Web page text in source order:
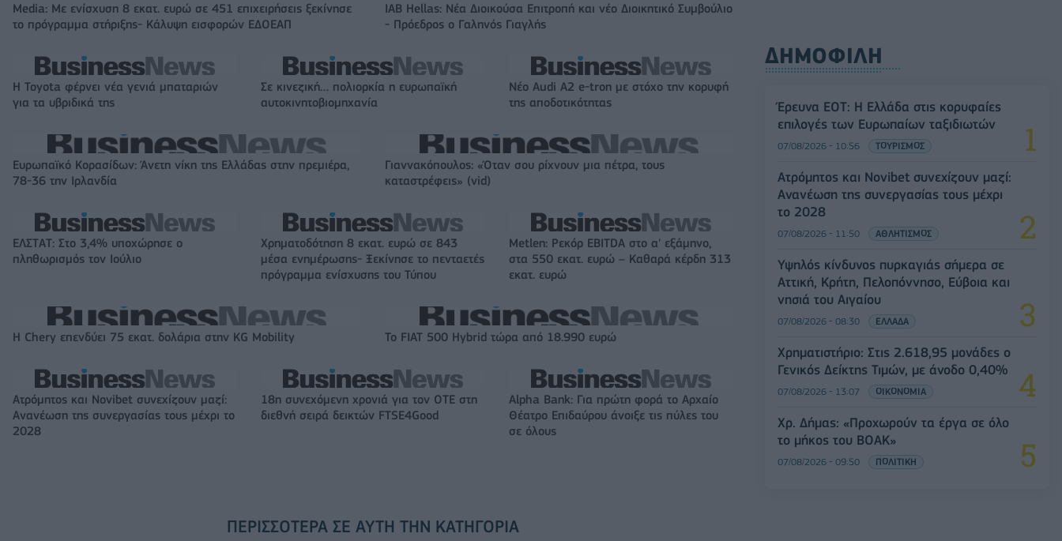
Media: Με ενίσχυση 8 εκατ. ευρώ σε 451 επιχειρήσεις ξεκίνησε
το πρόγραμμα στήριξης- Κάλυψη εισφορών ΕΔΟΕΑΠ
IAB Hellas: Νέα Διοικούσα Επιτροπή και νέο Διοικητικό Συμβούλιο
- Πρόεδρος ο Γαληνός Γιαγλής
Η Toyota φέρνει νέα γενιά μπαταριών
για τα υβριδικά της
Σε κινεζική… πολιορκία η ευρωπαϊκή
αυτοκινητοβιομηχανία
Νέο Audi A2 e-tron με στόχο την κορυφή
της αποδοτικότητας
Ευρωπαϊκό Κορασίδων: Άνετη νίκη της Ελλάδας στην πρεμιέρα,
78-36 την Ιρλανδία
Γιαννακόπουλος: «Όταν σου ρίχνουν μια πέτρα, τους
καταστρέφεις» (vid)
ΕΛΣΤΑΤ: Στο 3,4% υποχώρησε ο
πληθωρισμός τον Ιούλιο
Χρηματοδότηση 8 εκατ. ευρώ σε 843
μέσα ενημέρωσης- Ξεκίνησε το πενταετές
πρόγραμμα ενίσχυσης του Τύπου
Metlen: Ρεκόρ EBITDA στο α' εξάμηνο,
στα 550 εκατ. ευρώ – Καθαρά κέρδη 313
εκατ. ευρώ
Η Chery επενδύει 75 εκατ. δολάρια στην KG Mobility Το FIAT 500 Hybrid τώρα από 18.990 ευρώ
Ατρόμητος και Novibet συνεχίζουν μαζί:
Ανανέωση της συνεργασίας τους μέχρι το
2028
18η συνεχόμενη χρονιά για τον ΟΤΕ στη
διεθνή σειρά δεικτών FTSE4Good
Alpha Bank: Για πρώτη φορά το Αρχαίο
Θέατρο Επιδαύρου άνοιξε τις πύλες του
σε όλους
ΠΕΡΙΣΣΌΤΕΡΑ ΣΕ ΑΥΤΉ ΤΗΝ ΚΑΤΗΓΟΡΊΑ
ΔΗΜΟΦΙΛΗ
Έρευνα ΕΟΤ: Η Ελλάδα στις κορυφαίες
επιλογές των Ευρωπαίων ταξιδιωτών
07/08/2026 - 10:56 ΤΟΥΡΙΣΜΟΣ
Ατρόμητος και Novibet συνεχίζουν μαζί:
Ανανέωση της συνεργασίας τους μέχρι
το 2028
07/08/2026 - 11:50 ΑΘΛΗΤΙΣΜΟΣ
Υψηλός κίνδυνος πυρκαγιάς σήμερα σε
Αττική, Κρήτη, Πελοπόννησο, Εύβοια και
νησιά του Αιγαίου
07/08/2026 - 08:30 ΕΛΛΑΔΑ
Χρηματιστήριο: Στις 2.618,95 μονάδες ο
Γενικός Δείκτης Τιμών, με άνοδο 0,40%
07/08/2026 - 13:07 ΟΙΚΟΝΟΜΙΑ
Χρ. Δήμας: «Προχωρούν τα έργα σε όλο
το μήκος του ΒΟΑΚ»
07/08/2026 - 09:50 ΠΟΛΙΤΙΚΗ